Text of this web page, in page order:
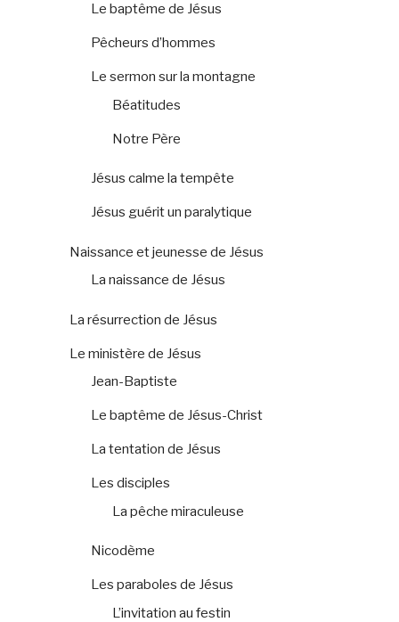
Le baptême de Jésus
Pêcheurs d’hommes
Le sermon sur la montagne
Béatitudes
Notre Père
Jésus calme la tempête
Jésus guérit un paralytique
Naissance et jeunesse de Jésus
La naissance de Jésus
La résurrection de Jésus
Le ministère de Jésus
Jean-Baptiste
Le baptême de Jésus-Christ
La tentation de Jésus
Les disciples
La pêche miraculeuse
Nicodème
Les paraboles de Jésus
L’invitation au festin